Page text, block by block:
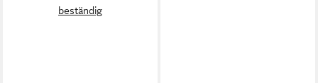
beständig